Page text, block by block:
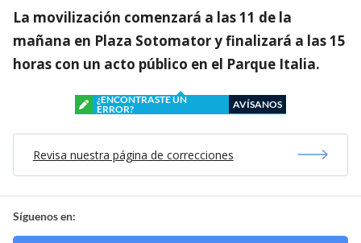
La movilización comenzará a las 11 de la
mañana en Plaza Sotomator y finalizará a las 15
horas con un acto público en el Parque Italia.
¿ENCONTRASTE UN
ERROR?
AVÍSANOS
Revisa nuestra página de correcciones
Síguenos en: